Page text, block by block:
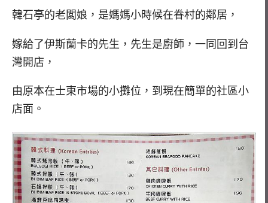
韓石亭的老闆娘，是媽媽小時候在眷村的鄰居，
嫁給了伊斯蘭卡的先生，先生是廚師，一同回到台
灣開店，
由原本在士東市場的小攤位，到現在簡單的社區小
店面。